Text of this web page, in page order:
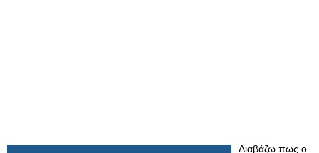
Διαβάζω πως ο